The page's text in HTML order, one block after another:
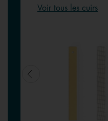
Voir tous les cuirs